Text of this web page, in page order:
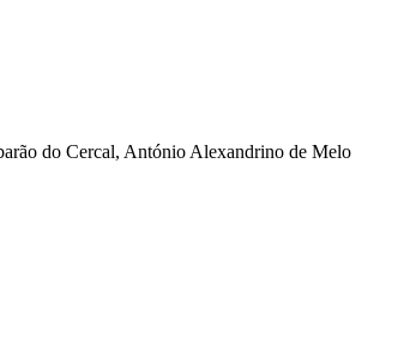
do Cercal, António Alexandrino de Melo